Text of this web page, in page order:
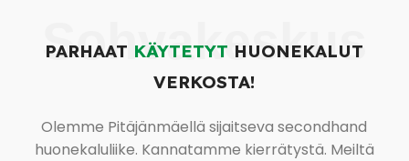
Sohvakeskus
PARHAAT KÄYTETYT HUONEKALUT
VERKOSTA!
Olemme Pitäjänmäellä sijaitseva secondhand
huonekaluliike. Kannatamme kierrätystä. Meiltä